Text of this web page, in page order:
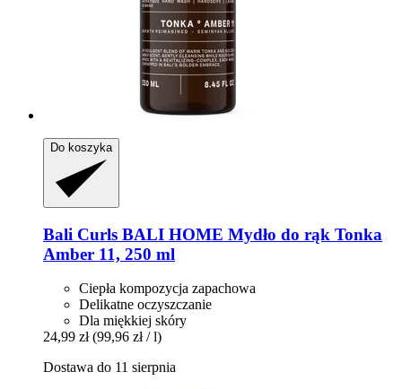
Do koszyka
Bali Curls BALI HOME Mydło do rąk Tonka
Amber 11, 250 ml
Ciepła kompozycja zapachowa
Delikatne oczyszczanie
Dla miękkiej skóry
24,99 zł (99,96 zł / l)
Dostawa do 11 sierpnia